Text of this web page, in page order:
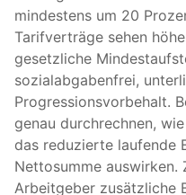
mindestens um 20
Tarifverträge sehen
gesetzliche
sozialabgabenfrei,
Progressionsvorbehalt.
genau durchrechnen,
das reduzierte laufende
Nettosumme
Arbeitgeber zusätzliche